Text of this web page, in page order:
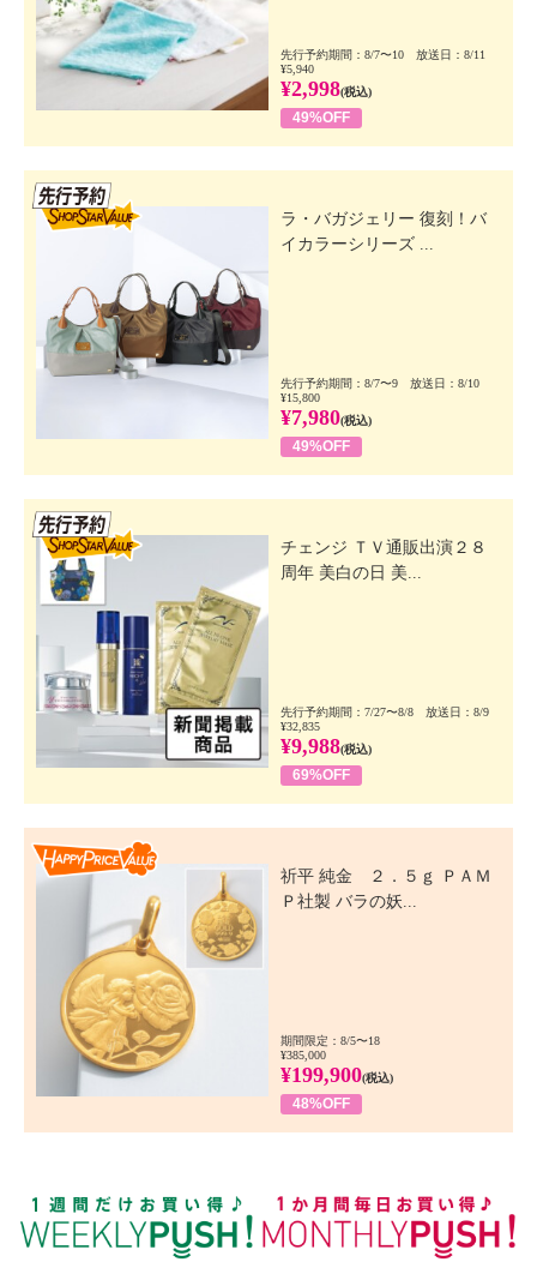
先行予約期間：8/7〜10 放送日：8/11
¥5,940
¥2,998(税込)
49%OFF
ラ・バガジェリー 復刻！バ
イカラーシリーズ ...
先行予約期間：8/7〜9 放送日：8/10
¥15,800
¥7,980(税込)
49%OFF
チェンジ ＴＶ通販出演２８
周年 美白の日 美...
先行予約期間：7/27〜8/8 放送日：8/9
¥32,835
¥9,988(税込)
69%OFF
祈平 純金 ２．５ｇ ＰＡＭ
Ｐ社製 バラの妖...
期間限定：8/5〜18
¥385,000
¥199,900(税込)
48%OFF